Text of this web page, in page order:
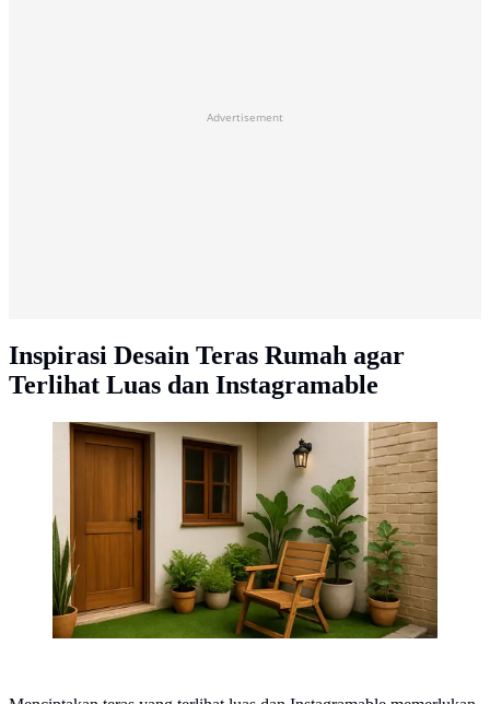
Advertisement
Inspirasi Desain Teras Rumah agar
Terlihat Luas dan Instagramable
Model Teras Rumah Sederhana yang Instagramble
untuk Lahan Sempit (created by AI)